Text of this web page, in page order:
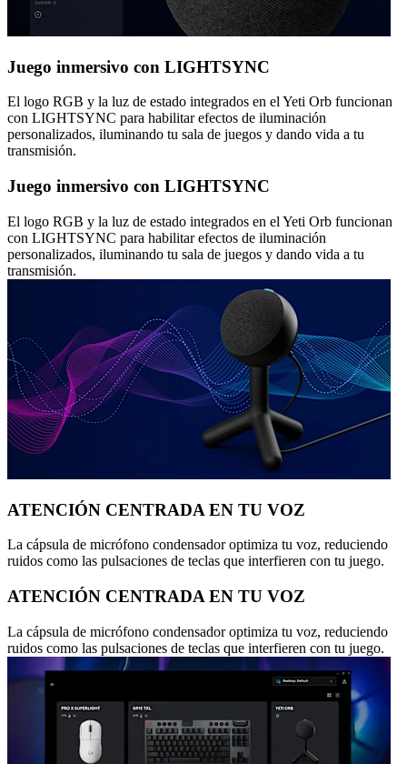
Juego inmersivo con LIGHTSYNC
El logo RGB y la luz de estado integrados en el Yeti Orb funcionan
con LIGHTSYNC para habilitar efectos de iluminación
personalizados, iluminando tu sala de juegos y dando vida a tu
transmisión.
Juego inmersivo con LIGHTSYNC
El logo RGB y la luz de estado integrados en el Yeti Orb funcionan
con LIGHTSYNC para habilitar efectos de iluminación
personalizados, iluminando tu sala de juegos y dando vida a tu
transmisión.
ATENCIÓN CENTRADA EN TU VOZ
La cápsula de micrófono condensador optimiza tu voz, reduciendo
ruidos como las pulsaciones de teclas que interfieren con tu juego.
ATENCIÓN CENTRADA EN TU VOZ
La cápsula de micrófono condensador optimiza tu voz, reduciendo
ruidos como las pulsaciones de teclas que interfieren con tu juego.